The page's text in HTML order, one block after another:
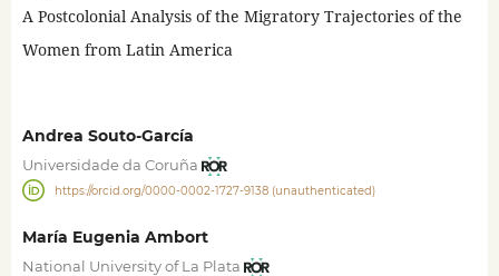
A Postcolonial Analysis of the Migratory Trajectories of the
Women from Latin America
Andrea Souto-García
Universidade da Coruña
https://orcid.org/0000-0002-1727-9138 (unauthenticated)
María Eugenia Ambort
National University of La Plata